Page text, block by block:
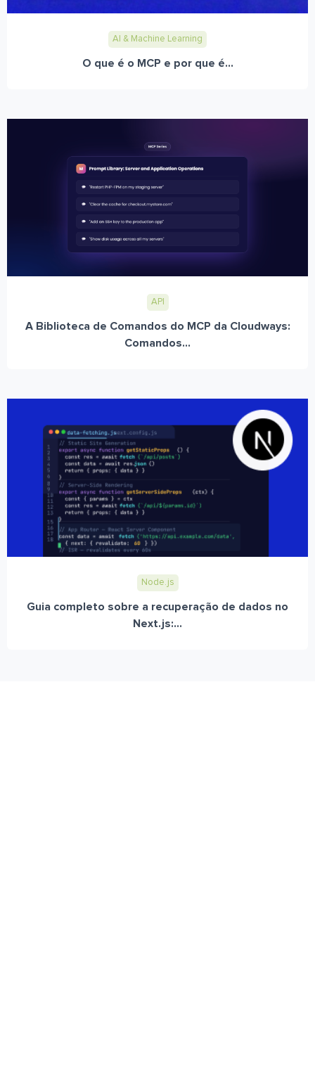
AI & Machine Learning
O que é o MCP e por que é...
API
A Biblioteca de Comandos do MCP da Cloudways:
Comandos...
Node.js
Guia completo sobre a recuperação de dados no
Next.js:...